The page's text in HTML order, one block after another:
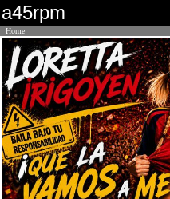
a45rpm
Home